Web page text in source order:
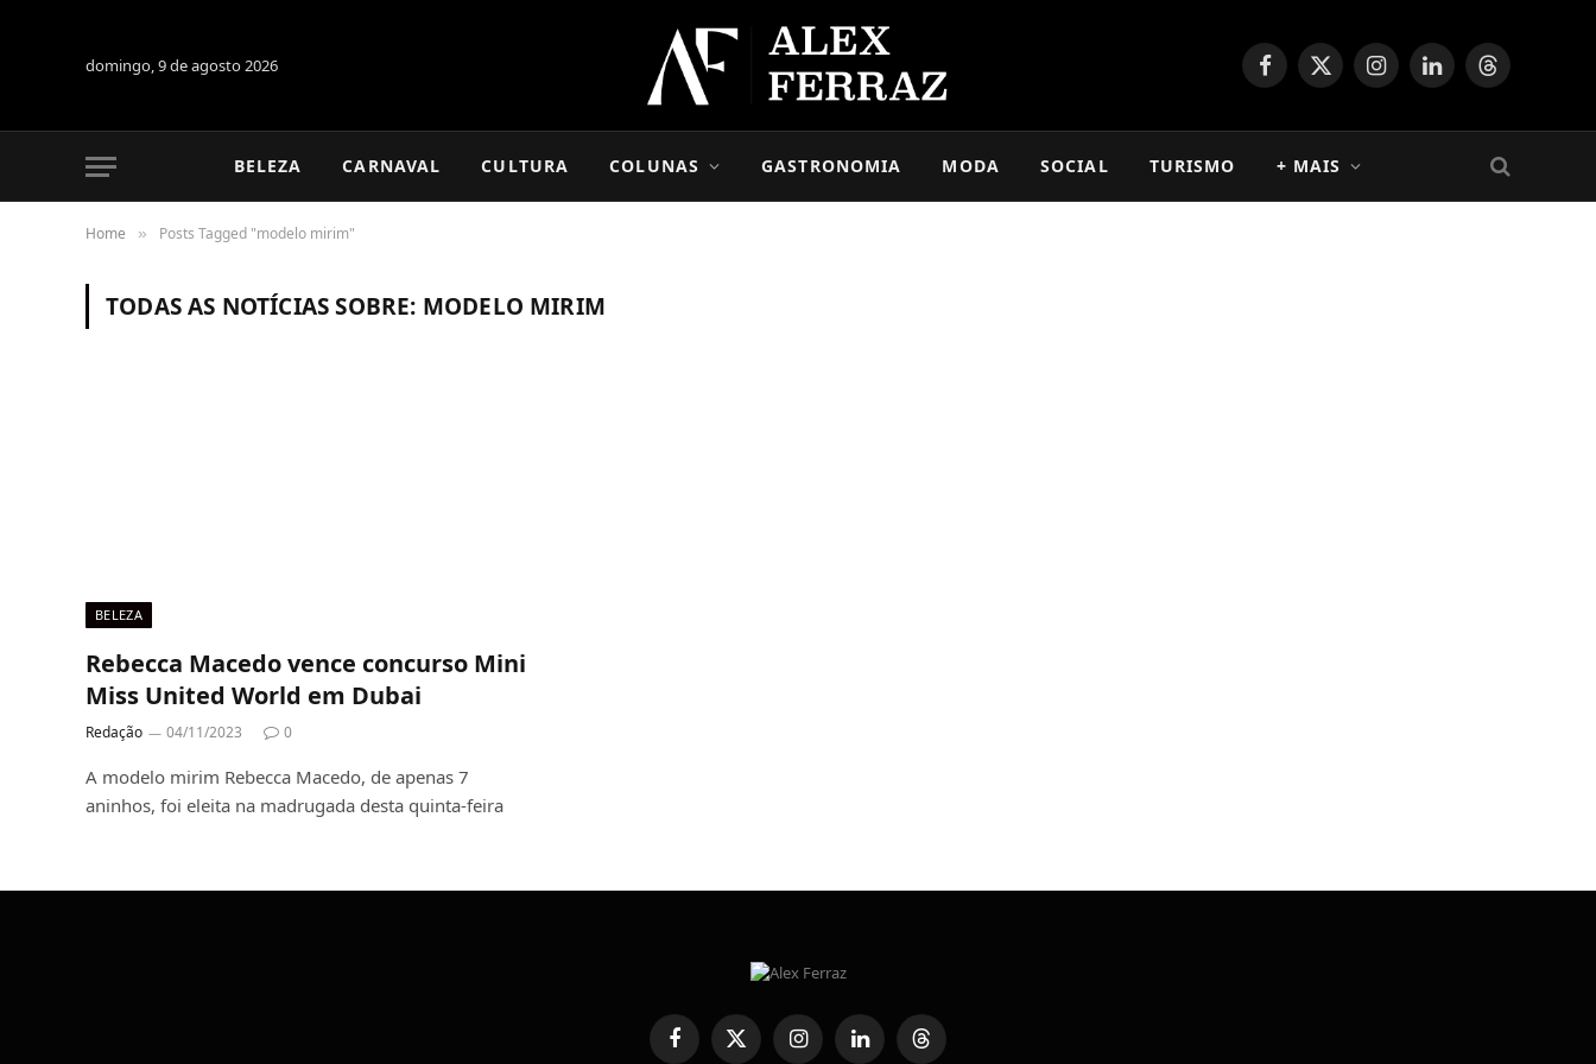
domingo, 9 de agosto 2026 Facebook
X
InstagramLinkedInThreads
BELEZA CARNAVAL CULTURA COLUNAS GASTRONOMIA MODA SOCIAL TURISMO + MAIS
Home » Posts Tagged "modelo mirim"
TODAS AS NOTÍCIAS SOBRE: MODELO MIRIM
BELEZA
Rebecca Macedo vence concurso Mini
Miss United World em Dubai
Redação 04/11/2023 0
A modelo mirim Rebecca Macedo, de apenas 7
aninhos, foi eleita na madrugada desta quinta-feira
FacebookX
InstagramLinkedInThreads